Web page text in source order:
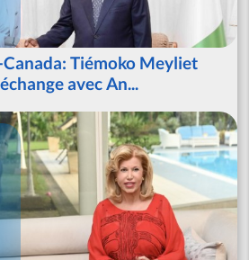
Tiémoko Meyliet
avec An...